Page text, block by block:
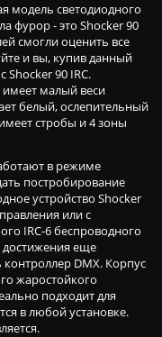
модель светодиодного
фурор - это Shocker 90
смогли оценить все
и вы, купив данный
Shocker 90 IRC.
имеет малый веси
белый, ослепительный
стробы и 4 зоны
в режиме
постробирование
устройство Shocker
или с
IRC-6 беспроводного
достижения еще
DMX. Корпус
жаростойкого
подходит для
в любой установке.